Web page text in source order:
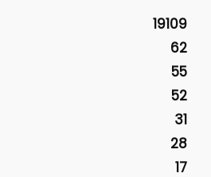
19109
62
55
52
31
28
17